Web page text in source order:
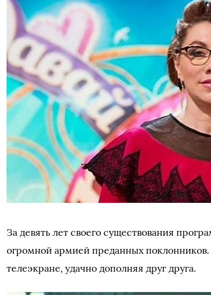
За девять лет своего существования
огромной армией преданных
телеэкране, удачно дополняя друг друга.